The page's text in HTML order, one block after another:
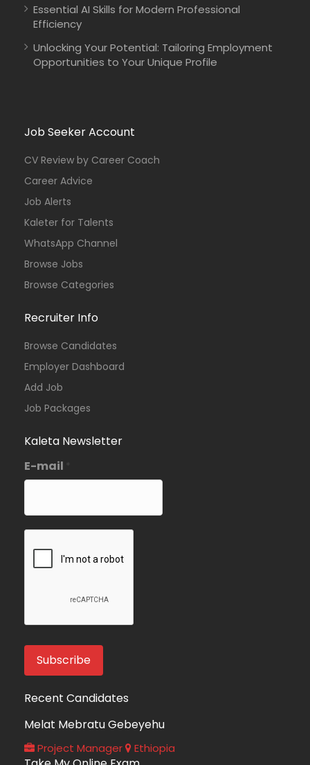
Somalia
SOS Children’s Villages International
Uganda
Kenya Blue Ventures
Essential AI Skills for Modern Professional
Efficiency
Unlocking Your Potential: Tailoring Employment
Opportunities to Your Unique Profile
Job Seeker Account
CV Review by Career Coach
Career Advice
Job Alerts
Kaleter for Talents
WhatsApp Channel
Browse Jobs
Browse Categories
Recruiter Info
Browse Candidates
Employer Dashboard
Add Job
Job Packages
Kaleta Newsletter
E-mail *
Recent Candidates
Melat Mebratu Gebeyehu
Project Manager Ethiopia